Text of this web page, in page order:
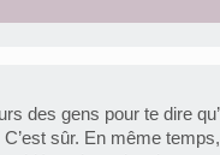
des gens pour te dire
sûr. En même